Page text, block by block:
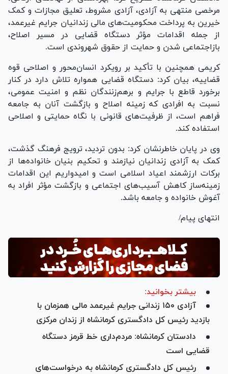
مرخصی منتهی به آزادی، آزادی مشروط، تعلیق مجازات و کمک
خیرین به پرداخت محکومیت‌های مالی زندانیان جرایم غیرعمد،
از جمله اقدامات مؤثر دستگاه قضایی در مسیر اصلاح،
بازاجتماعی شدن و حمایت از حقوق شهروندی است.
کریمی همچنین با تأکید بر رویکرد انسان‌محور و اصلاحی قوه
قضاییه، بیان کرد: دستگاه قضایی همواره تلاش دارد در کنار
برخورد قاطع با جرایم و برهم‌زنندگان نظم و امنیت عمومی،
نسبت به افرادی که زمینه اصلاح و بازگشت آنان به جامعه
فراهم است، از ظرفیت‌های قانونی با نگاه حمایتی و اصلاحی
استفاده کند.
وی در پایان خاطرنشان کرد: بدون تردید، ترویج فرهنگ گذشت،
کمک به آزادی زندانیان نیازمند و تحکیم بنیان خانواده‌ها از
برکات ارزشمند اعیاد اسلامی است و امیدواریم این اقدامات
زمینه‌ساز کاهش آسیب‌های اجتماعی و بازگشت مؤثر افراد به
آغوش خانواده و جامعه باشد.
انتهای پیام/
بیشتر بخوانید:
آزادی ۱۵۰ زندانی جرایم غیرعمد مالی همزمان با
بازدید رئیس کل دادگستری کرمانشاه از زندان مرکزی
دادستان کرمانشاه: مردم‌داری خط قرمز دستگاه
قضایی است
رئیس کل دادگستری کرمانشاه به درخواست‌های